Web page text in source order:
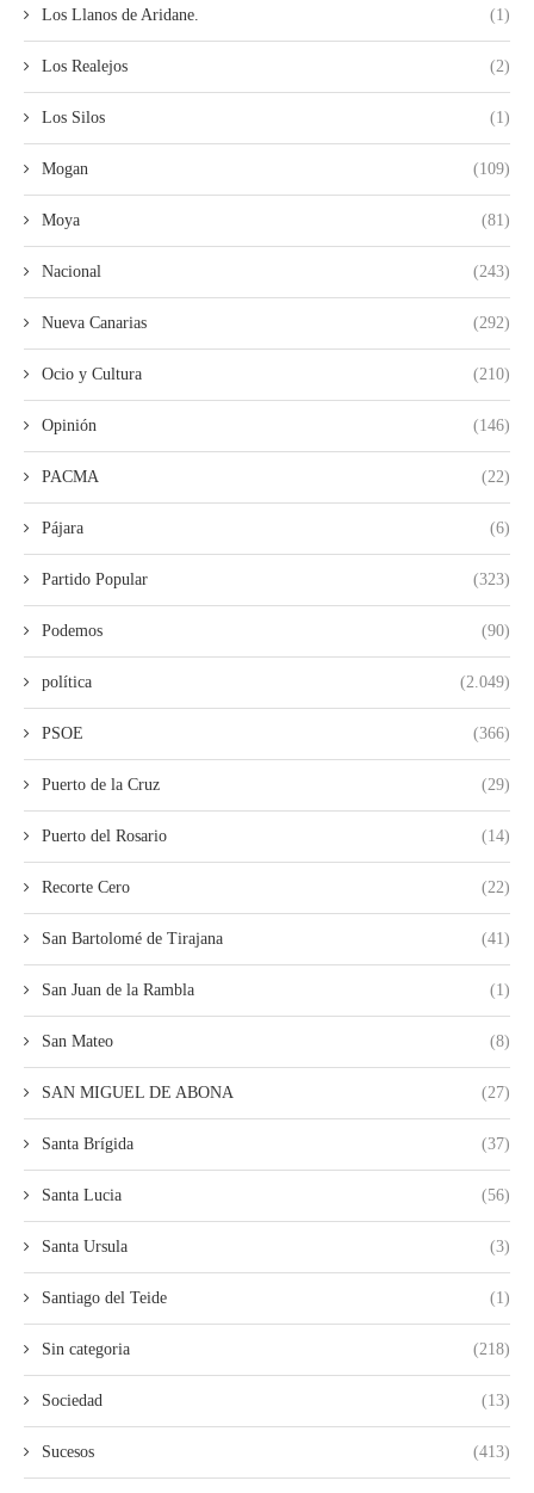
Los Llanos de Aridane. (1)
Los Realejos (2)
Los Silos (1)
Mogan (109)
Moya (81)
Nacional (243)
Nueva Canarias (292)
Ocio y Cultura (210)
Opinión (146)
PACMA (22)
Pájara (6)
Partido Popular (323)
Podemos (90)
política (2.049)
PSOE (366)
Puerto de la Cruz (29)
Puerto del Rosario (14)
Recorte Cero (22)
San Bartolomé de Tirajana (41)
San Juan de la Rambla (1)
San Mateo (8)
SAN MIGUEL DE ABONA (27)
Santa Brígida (37)
Santa Lucia (56)
Santa Ursula (3)
Santiago del Teide (1)
Sin categoria (218)
Sociedad (13)
Sucesos (413)